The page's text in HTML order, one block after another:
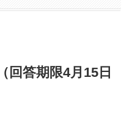
回答期限4月15日